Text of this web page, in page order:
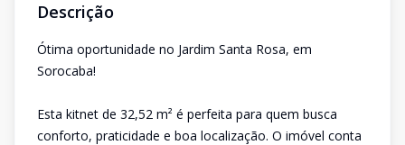
Descrição
Ótima oportunidade no Jardim Santa Rosa, em
Sorocaba!
Esta kitnet de 32,52 m² é perfeita para quem busca
conforto, praticidade e boa localização. O imóvel conta